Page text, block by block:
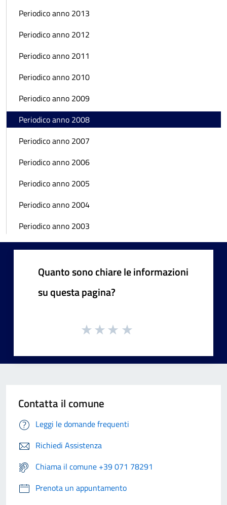
Periodico anno 2013
Periodico anno 2012
Periodico anno 2011
Periodico anno 2010
Periodico anno 2009
Periodico anno 2008
Periodico anno 2007
Periodico anno 2006
Periodico anno 2005
Periodico anno 2004
Periodico anno 2003
Quanto sono chiare le informazioni
su questa pagina?
Contatta il comune
Leggi le domande frequenti
Richiedi Assistenza
Chiama il comune +39 071 78291
Prenota un appuntamento